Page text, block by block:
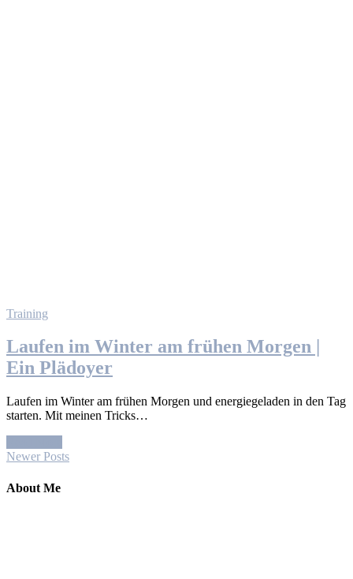
Training
Laufen im Winter am frühen Morgen |
Ein Plädoyer
Laufen im Winter am frühen Morgen und energiegeladen in den Tag
starten. Mit meinen Tricks…
Newer Posts
About Me